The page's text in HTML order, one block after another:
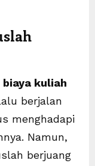
kuliah
berjalan
menghadapi
Namun,
berjuang